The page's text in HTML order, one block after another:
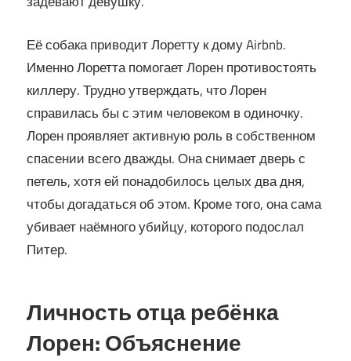
Её собака приводит Лоретту к дому Airbnb.
Именно Лоретта помогает Лорен противостоять
киллеру. Трудно утверждать, что Лорен
справилась бы с этим человеком в одиночку.
Лорен проявляет активную роль в собственном
спасении всего дважды. Она снимает дверь с
петель, хотя ей понадобилось целых два дня,
чтобы догадаться об этом. Кроме того, она сама
убивает наёмного убийцу, которого подослал
Питер.
Личность отца ребёнка
Лорен: Объяснение